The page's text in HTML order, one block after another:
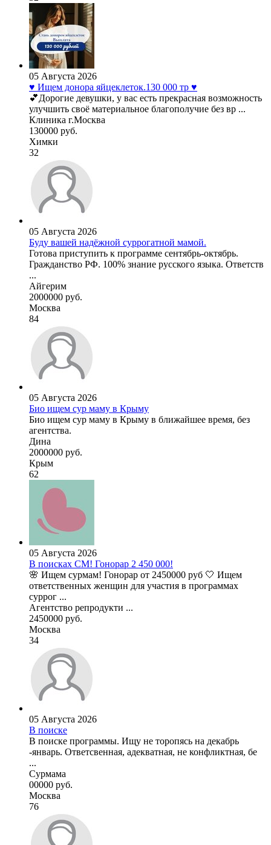
05 Августа 2026
♥️ Ищем донора яйцеклеток.130 000 тр ♥️
💕Дорогие девушки, у вас есть прекрасная возможность
улучшить своё материальное благополучие без вр ...
Клиника г.Москва
130000 руб.
Химки
32
05 Августа 2026
Буду вашей надёжной суррогатной мамой.
Готова приступить к программе сентябрь-октябрь.
Гражданство РФ. 100% знание русского языка. Ответств
...
Айгерим
2000000 руб.
Москва
84
05 Августа 2026
Био ищем сур маму в Крыму
Био ищем сур маму в Крыму в ближайшее время, без
агентства.
Дина
2000000 руб.
Крым
62
05 Августа 2026
В поисках СМ! Гонорар 2 450 000!
🌸 Ищем сурмам! Гонорар от 2450000 руб 🤍 Ищем
ответственных женщин для участия в программах
суррог ...
Агентство репродукти ...
2450000 руб.
Москва
34
05 Августа 2026
В поиске
В поиске программы. Ищу не торопясь на декабрь
-январь. Ответсвенная, адекватная, не конфликтная, бе
...
Сурмама
00000 руб.
Москва
76